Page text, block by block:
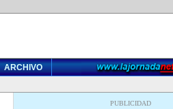
ARCHIVO
PUBLICIDAD